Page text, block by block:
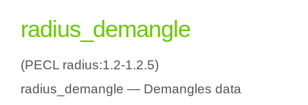
radius_demangle
(PECL radius:1.2-1.2.5)
radius_demangle — Demangles data